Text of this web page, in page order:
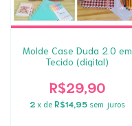
Molde Case Duda 2.0 em
Tecido (digital)
R$29,90
2 x de R$14,95 sem juros